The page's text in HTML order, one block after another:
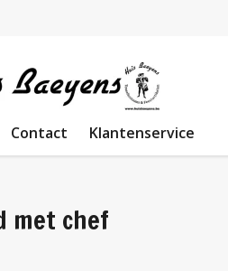
Contact Klantenservice
met chef